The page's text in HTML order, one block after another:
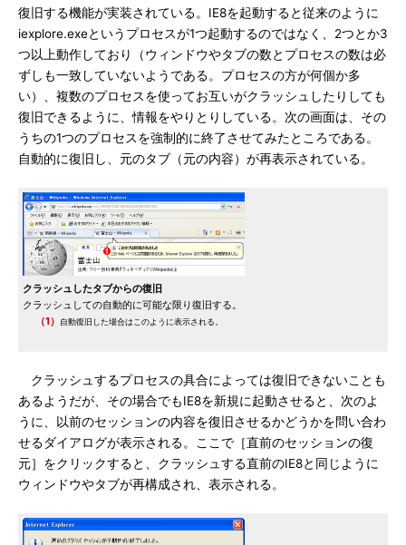
復旧する機能が実装されている。IE8を起動すると従来のように
iexplore.exeというプロセスが1つ起動するのではなく、2つとか3
つ以上動作しており（ウィンドウやタブの数とプロセスの数は必
ずしも一致していないようである。プロセスの方が何個か多
い）、複数のプロセスを使ってお互いがクラッシュしたりしても
復旧できるように、情報をやりとりしている。次の画面は、その
うちの1つのプロセスを強制的に終了させてみたところである。
自動的に復旧し、元のタブ（元の内容）が再表示されている。
クラッシュしたタブからの復旧
クラッシュしての自動的に可能な限り復旧する。
（1）
自動復旧した場合はこのように表示される。
クラッシュするプロセスの具合によっては復旧できないことも
あるようだが、その場合でもIE8を新規に起動させると、次のよ
うに、以前のセッションの内容を復旧させるかどうかを問い合わ
せるダイアログが表示される。ここで［直前のセッションの復
元］をクリックすると、クラッシュする直前のIE8と同じように
ウィンドウやタブが再構成され、表示される。